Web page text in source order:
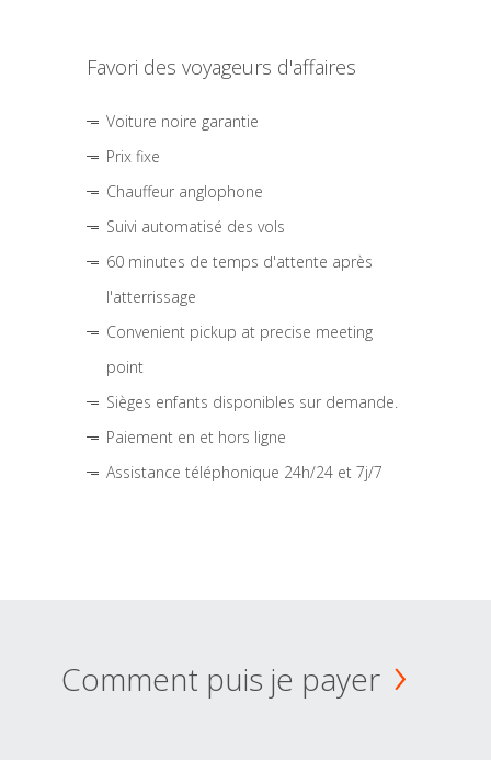
Favori des voyageurs d'affaires
Voiture noire garantie
Prix fixe
Chauffeur anglophone
Suivi automatisé des vols
60 minutes de temps d'attente après
l'atterrissage
Convenient pickup at precise meeting
point
Sièges enfants disponibles sur demande.
Paiement en et hors ligne
Assistance téléphonique 24h/24 et 7j/7
Comment puis je payer